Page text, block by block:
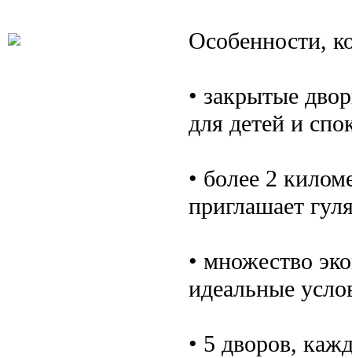
Особенности,
• закрытые
для детей и
• более 2
приглашает
• множество
идеальные
• 5 дворов,